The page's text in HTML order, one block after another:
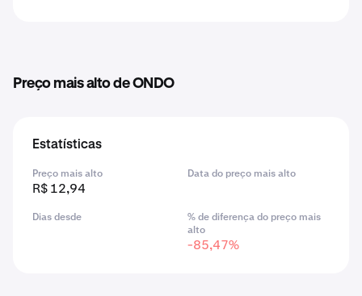
Preço mais alto de ONDO
Estatísticas
Preço mais alto
R$ 12,94
Data do preço mais alto
Dias desde
% de diferença do preço mais
alto
-85,47%